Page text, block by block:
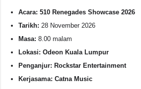
Acara: 510 Renegades Showcase 2026
Tarikh: 28 November 2026
Masa: 8.00 malam
Lokasi: Odeon Kuala Lumpur
Penganjur: Rockstar Entertainment
Kerjasama: Catna Music